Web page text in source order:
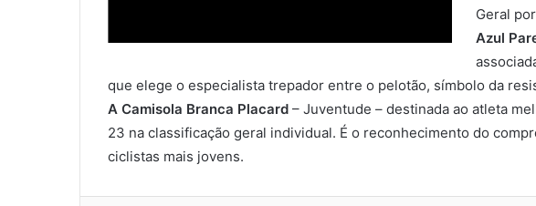
Geral
Azul
que elege o especialista trepador entre o pelotão, símbolo da
A Camisola Branca Placard – Juventude – destinada ao atleta
23 na classificação geral individual. É o reconhecimento do
ciclistas mais jovens.